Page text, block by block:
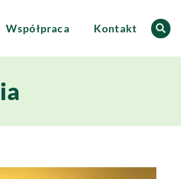
Współpraca Kontakt